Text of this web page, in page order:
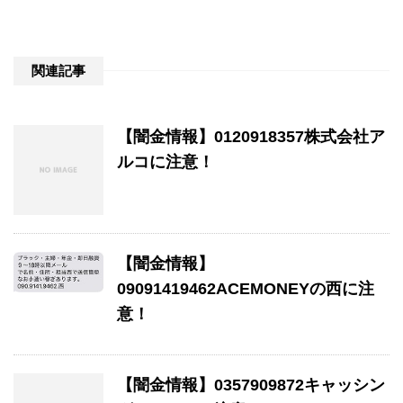
関連記事
【闇金情報】0120918357株式会社ア
ルコに注意！
【闇金情報】
09091419462ACEMONEYの西に注
意！
【闇金情報】0357909872キャッシン